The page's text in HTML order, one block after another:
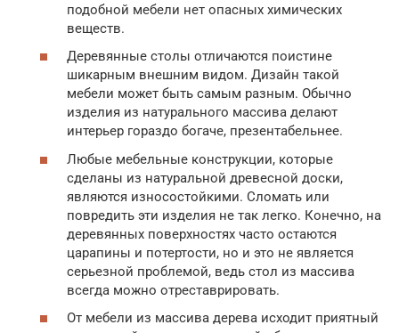
подобной мебели нет опасных химических
веществ.
Деревянные столы отличаются поистине
шикарным внешним видом. Дизайн такой
мебели может быть самым разным. Обычно
изделия из натурального массива делают
интерьер гораздо богаче, презентабельнее.
Любые мебельные конструкции, которые
сделаны из натуральной древесной доски,
являются износостойкими. Сломать или
повредить эти изделия не так легко. Конечно, на
деревянных поверхностях часто остаются
царапины и потертости, но и это не является
серьезной проблемой, ведь стол из массива
всегда можно отреставрировать.
От мебели из массива дерева исходит приятный